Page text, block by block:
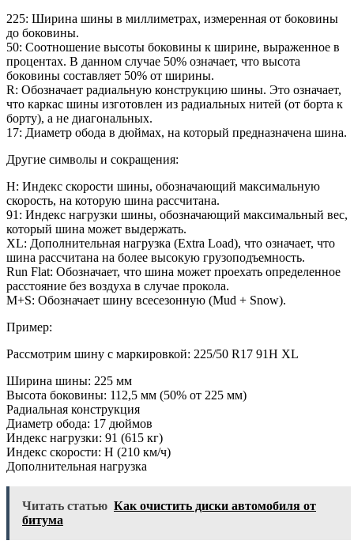
225: Ширина шины в миллиметрах, измеренная от боковины
до боковины.
50: Соотношение высоты боковины к ширине, выраженное в
процентах. В данном случае 50% означает, что высота
боковины составляет 50% от ширины.
R: Обозначает радиальную конструкцию шины. Это означает,
что каркас шины изготовлен из радиальных нитей (от борта к
борту), а не диагональных.
17: Диаметр обода в дюймах, на который предназначена шина.
Другие символы и сокращения:
H: Индекс скорости шины, обозначающий максимальную
скорость, на которую шина рассчитана.
91: Индекс нагрузки шины, обозначающий максимальный вес,
который шина может выдержать.
XL: Дополнительная нагрузка (Extra Load), что означает, что
шина рассчитана на более высокую грузоподъемность.
Run Flat: Обозначает, что шина может проехать определенное
расстояние без воздуха в случае прокола.
M+S: Обозначает шину всесезонную (Mud + Snow).
Пример:
Рассмотрим шину с маркировкой: 225/50 R17 91H XL
Ширина шины: 225 мм
Высота боковины: 112,5 мм (50% от 225 мм)
Радиальная конструкция
Диаметр обода: 17 дюймов
Индекс нагрузки: 91 (615 кг)
Индекс скорости: H (210 км/ч)
Дополнительная нагрузка
Читать статью Как очистить диски автомобиля от
битума